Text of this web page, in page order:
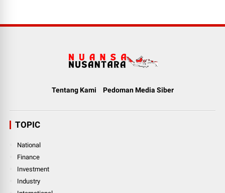
Tentang Kami Pedoman Media Siber
TOPIC
National
Finance
Investment
Industry